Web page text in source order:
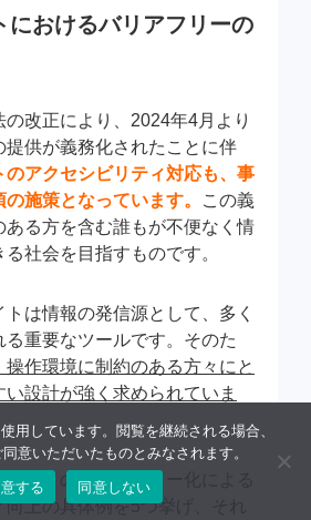
におけるバリアフリーの
改正により、2024年4月より
提供が義務化されたことに伴
のアクセシビリティ対応も、事
施策となっています。
この義
ある方を含む誰もが不便なく情
社会を目指すものです。
は情報の発信源として、多く
重要なツールです。そのた
操作環境に制約のある方々にと
い設計が強く求められていま
イトのバリアフリー化による
向上の具体例を5つ挙げ、それ
用しています。閲覧を継続される場合、
意いただいたものとみなされます。
する
同意しない